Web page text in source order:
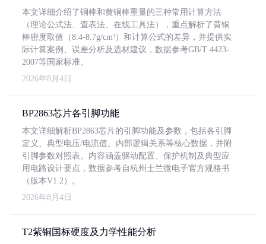
本文详细介绍了铜棒和黄铜棒重量的三种常用计算方法
（理论公式法、查表法、在线工具法），重点解析了黄铜
棒密度取值（8.4-8.7g/cm³）和计算公式的差异，并提供实
际计算案例、误差分析及选材建议，数据参考GB/T 4423-
2007等国家标准。
2026年8月4日
BP2863芯片各引脚功能
本文详细解析BP2863芯片的引脚功能及参数，包括各引脚
定义、典型电压/电流值、内部逻辑关系等核心数据，并附
引脚参数对照表。内容涵盖驱动配置、保护机制及典型应
用电路设计要点，数据参考自杭州士兰微电子官方规格书
（版本V1.2）。
2026年8月4日
T2紫铜国标硬度及力学性能分析